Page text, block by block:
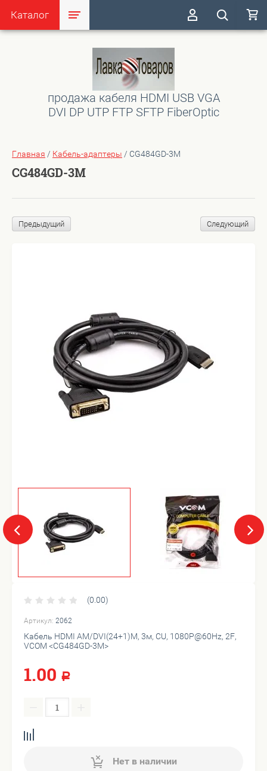
Каталог
продажа кабеля HDMI USB VGA
DVI DP UTP FTP SFTP FiberOptic
Главная / Кабель-адаптеры / CG484GD-3M
CG484GD-3M
Предыдущий Следующий
(0.00)
Артикул: 2062
Кабель HDMI AM/DVI(24+1)M, 3м, CU, 1080P@60Hz, 2F,
VCOM <CG484GD-3M>
1.00 Р
− +
Нет в наличии